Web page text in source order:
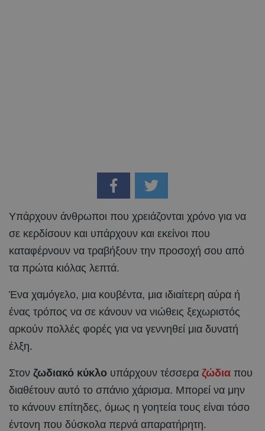
Υπάρχουν άνθρωποι που χρειάζονται χρόνο για να
σε κερδίσουν και υπάρχουν και εκείνοι που
καταφέρνουν να τραβήξουν την προσοχή σου από
τα πρώτα κιόλας λεπτά.
Ένα χαμόγελο, μια κουβέντα, μια ιδιαίτερη αύρα ή
ένας τρόπος να σε κάνουν να νιώθεις ξεχωριστός
αρκούν πολλές φορές για να γεννηθεί μια δυνατή
έλξη.
Στον ζωδιακό κύκλο υπάρχουν τέσσερα ζώδια που
διαθέτουν αυτό το σπάνιο χάρισμα. Μπορεί να μην
το κάνουν επίτηδες, όμως η γοητεία τους είναι τόσο
έντονη που δύσκολα περνά απαρατήρητη.